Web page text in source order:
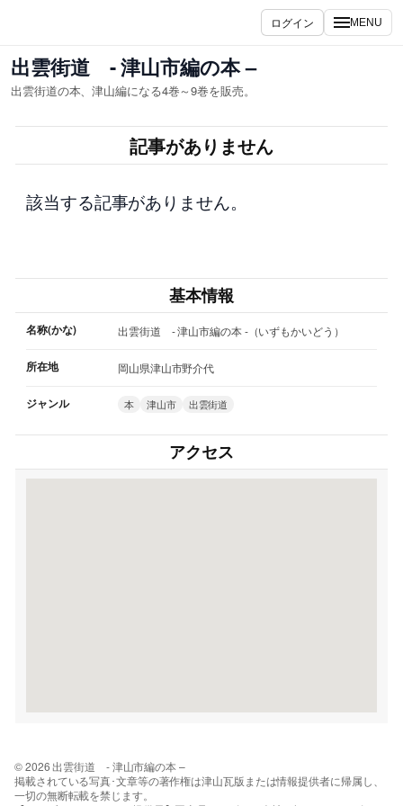
を
ス
キ
ッ
ログイン MENU
出雲街道 - 津山市編の本 –
出雲街道の本、津山編になる4巻～9巻を販売。
記事がありません
該当する記事がありません。
基本情報
名称(かな) 出雲街道 - 津山市編の本 -（いずもかいどう）
所在地 岡山県津山市野介代
ジャンル 本 津山市 出雲街道
アクセス
© 2026 出雲街道 - 津山市編の本 –
掲載されている写真･文章等の著作権は津山瓦版または情報提供者に帰属し、
一切の無断転載を禁じます。